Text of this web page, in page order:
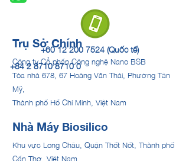
+60 12 200 7524 (Quốc tế)
+84 2 8710 8710 0
Trụ Sở Chính
Công ty Cổ phần Công nghệ Nano BSB
Tòa nhà 678, 67 Hoàng Văn Thái, Phường Tân
Mỹ,
Thành phố Hồ Chí Minh, Việt Nam
Nhà Máy Biosilico
Khu vực Long Châu, Quận Thốt Nốt, Thành phố
Cần Thơ, Việt Nam